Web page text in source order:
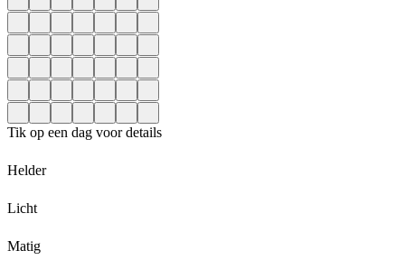
Tik op een dag voor details
Helder
Licht
Matig